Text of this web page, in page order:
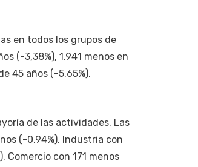
en todos los grupos de
(-3,38%), 1.941 menos en
45 años (-5,65%).
de las actividades. Las
(-0,94%), Industria con
Comercio con 171 menos